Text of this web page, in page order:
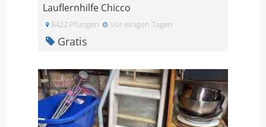
Lauflernhilfe Chicco
8422 Pfungen Vor einigen Tagen
Gratis